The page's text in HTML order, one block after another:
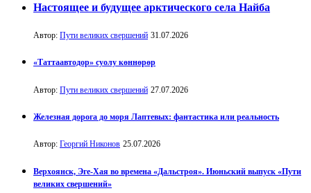
Настоящее и будущее арктического села Найба
Автор: Пути великих свершений 31.07.2026
«Таттаавтодор» суолу көннөрөр
Автор: Пути великих свершений 27.07.2026
Железная дорога до моря Лаптевых: фантастика или реальность
Автор: Георгий Никонов 25.07.2026
Верхоянск, Эге-Хая во времена «Дальстроя». Июньский выпуск «Пути
великих свершений»